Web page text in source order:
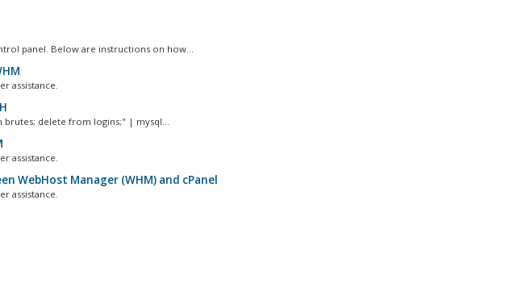
panel. Below are instructions on how...
assistance.
brutes; delete from logins;" | mysql...
assistance.
WebHost Manager (WHM) and cPanel
assistance.